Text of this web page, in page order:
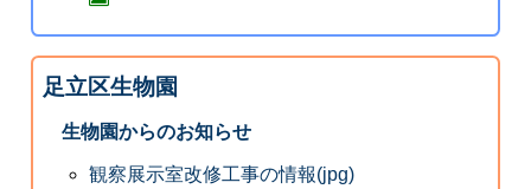
足立区生物園
生物園からのお知らせ
観察展示室改修工事の情報(jpg)